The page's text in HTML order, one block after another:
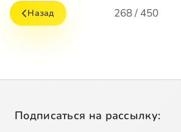
Назад 268 / 450
Подписаться на рассылку: